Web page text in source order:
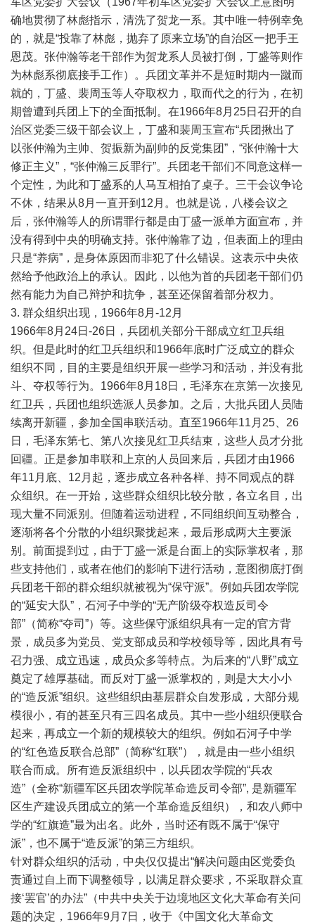
确地贯彻了林彪指示，清洗了贺龙一系。其中唯一特例幸免
的，就是“投靠了林彪，抛弃了原来立场”的自治区一把手王
恩茂。张仲瀚等老干部作为贺龙系人员被打倒，丁盛等则作
为林彪系彻底接手工作）。兵团文革并不是短时期内一蹴而
就的，丁盛、裴周玉等人夺取权力，取而代之的行为，在初
期曾遭到兵团上下的全面抵制。在1966年8月25日召开的自
治区党委三级干部会议上，丁盛和裴周玉宣布“兵团揪出了
以张仲瀚为主帅、贺振新为副帅的反党集团”，“张仲瀚十大
修正主义”，“张仲瀚三反罪行”。兵团老干部们不同意这样一
个定性，为此和丁盛系的人马互相拍了桌子。三干会议争论
不休，结果从8月一直开到12月。也就是说，八楼会议之
后，张仲瀚等人的所谓罪行都是由丁盛一派单方面宣布，并
没有得到中央的明确支持。张仲瀚靠了边，但表面上的理由
只是“养病”，是身体原因而非犯了什么错误。这表示中央依
然给予他政治上的承认。因此，以他为首的兵团老干部们仍
然有能力为自己辩护和抗争，甚至还保留着部分权力。
3. 群众组织出现，1966年8月-12月
1966年8月24日-26日，兵团机关部分干部成立红卫兵组
织。但是此时的红卫兵组织和1966年底时广泛成立的群众
组织不同，目的主要是组织开展一些学习和活动，并没有批
斗、夺权等行为。1966年8月18日，毛泽东在京第一次接见
红卫兵，兵团也组织选派人员参加。之后，大批兵团人员陆
续离开新疆，参加全国串联活动。直至1966年11月25、26
日，毛泽东第七、第八次接见红卫兵结束，这些人员才分批
回疆。正是参加串联和上京的人员回来后，兵团才由1966
年11月底、12月起，逐步成立各种各样、持不同观点的群
众组织。在一开始，这些群众组织比较分散，各立名目，出
现大量不同派别。但随着运动进程，不同组织间互动整合，
逐渐将各个分散的小组织聚拢起来，最后形成两大主要派
别。前面提到过，由于丁盛一派是台面上的实际掌权者，那
些支持他们，或者在他们的影响下进行活动，意图彻底打倒
兵团老干部的群众组织就被视为“保守派”。例如兵团农学院
的“延安大队”，石河子中学的“无产阶级夺权造反司令
部”（简称“夺司”）等。这些保守派组织具有一定的官方背
景，成员多为党员、党支部成员和学校领导等，因此具有号
召力强、成立迅速，成员众多等特点。为后来的“八野”成立
奠定了雄厚基础。而反对丁盛一派掌权的，则是大大小小
的“造反派”组织。这些组织由基层群众自发形成，大部分规
模很小，有的甚至只有三四名成员。其中一些小组织便联合
起来，再成立一个新的规模较大的组织。例如石河子中学
的“红色造反联合总部”（简称“红联”），就是由一些小组织
联合而成。所有造反派组织中，以兵团农学院的“兵农
造”（全称“新疆军区兵团农学院革命造反司令部”, 是新疆军
区生产建设兵团成立的第一个革命造反组织），和农八师中
学的“红旗造”最为出名。此外，当时还有既不属于“保守
派”，也不属于“造反派”的第三方组织。
针对群众组织的活动，中央仅仅提出“解决问题由区党委负
责通过自上而下调整领导，以满足群众要求，不采取群众直
接‘罢官’的办法”（中共中央关于边境地区文化大革命有关问
题的决定，1966年9月7日，收于《中国文化大革命文